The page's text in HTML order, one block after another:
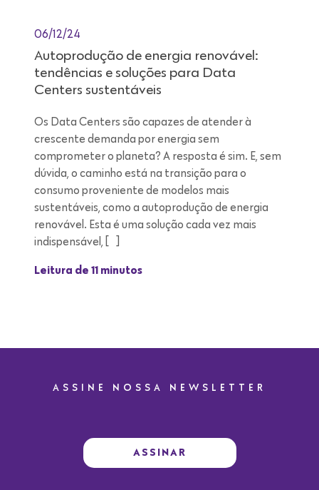
06/12/24
Autoprodução de energia renovável:
tendências e soluções para Data
Centers sustentáveis
Os Data Centers são capazes de atender à
crescente demanda por energia sem
comprometer o planeta? A resposta é sim. E, sem
dúvida, o caminho está na transição para o
consumo proveniente de modelos mais
sustentáveis, como a autoprodução de energia
renovável. Esta é uma solução cada vez mais
indispensável, […]
Leitura de 11 minutos
ASSINE NOSSA NEWSLETTER
ASSINAR